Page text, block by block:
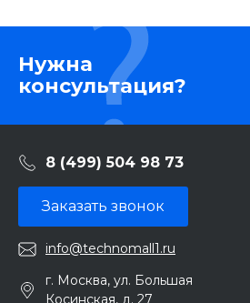
Нужна
консультация?
8 (499) 504 98 73
Заказать звонок
info@technomall1.ru
г. Москва, ул. Большая